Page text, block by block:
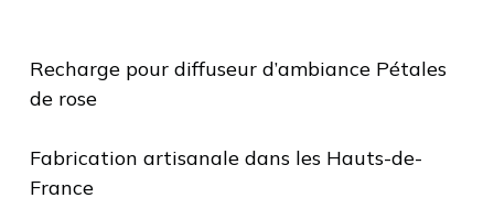
Recharge pour diffuseur d’ambiance Pétales
de rose
Fabrication artisanale dans les Hauts-de-
France